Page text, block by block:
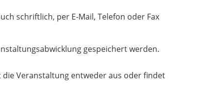
schriftlich, per E-Mail, Telefon oder Fax
gespeichert werden.
Veranstaltung entweder aus oder findet